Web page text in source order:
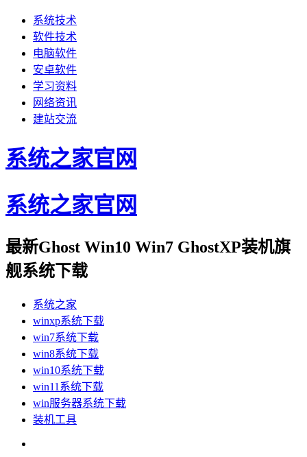
系统技术
软件技术
电脑软件
安卓软件
学习资料
网络资讯
建站交流
系统之家官网
系统之家官网
最新Ghost Win10 Win7 GhostXP装机旗
舰系统下载
系统之家
winxp系统下载
win7系统下载
win8系统下载
win10系统下载
win11系统下载
win服务器系统下载
装机工具